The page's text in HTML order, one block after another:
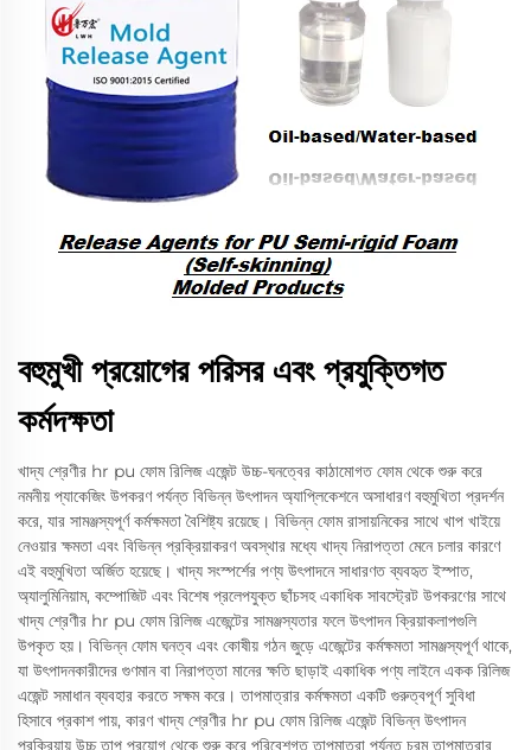
বহুমুখী প্রয়োগের পরিসর এবং প্রযুক্তিগত
কর্মদক্ষতা
খাদ্য শ্রেণীর hr pu ফোম রিলিজ এজেন্ট উচ্চ-ঘনত্বের কাঠামোগত ফোম থেকে শুরু করে
নমনীয় প্যাকেজিং উপকরণ পর্যন্ত বিভিন্ন উৎপাদন অ্যাপ্লিকেশনে অসাধারণ বহুমুখিতা প্রদর্শন
করে, যার সামঞ্জস্যপূর্ণ কর্মক্ষমতা বৈশিষ্ট্য রয়েছে। বিভিন্ন ফোম রাসায়নিকের সাথে খাপ খাইয়ে
নেওয়ার ক্ষমতা এবং বিভিন্ন প্রক্রিয়াকরণ অবস্থার মধ্যে খাদ্য নিরাপত্তা মেনে চলার কারণে
এই বহুমুখিতা অর্জিত হয়েছে। খাদ্য সংস্পর্শের পণ্য উৎপাদনে সাধারণত ব্যবহৃত ইস্পাত,
অ্যালুমিনিয়াম, কম্পোজিট এবং বিশেষ প্রলেপযুক্ত ছাঁচসহ একাধিক সাবস্ট্রেট উপকরণের সাথে
খাদ্য শ্রেণীর hr pu ফোম রিলিজ এজেন্টের সামঞ্জস্যতার ফলে উৎপাদন ক্রিয়াকলাপগুলি
উপকৃত হয়। বিভিন্ন ফোম ঘনত্ব এবং কোষীয় গঠন জুড়ে এজেন্টের কর্মক্ষমতা সামঞ্জস্যপূর্ণ থাকে,
যা উৎপাদনকারীদের গুণমান বা নিরাপত্তা মানের ক্ষতি ছাড়াই একাধিক পণ্য লাইনে একক রিলিজ
এজেন্ট সমাধান ব্যবহার করতে সক্ষম করে। তাপমাত্রার কর্মক্ষমতা একটি গুরুত্বপূর্ণ সুবিধা
হিসাবে প্রকাশ পায়, কারণ খাদ্য শ্রেণীর hr pu ফোম রিলিজ এজেন্ট বিভিন্ন উৎপাদন
প্রক্রিয়ায় উচ্চ তাপ প্রয়োগ থেকে শুরু করে পরিবেশগত তাপমাত্রা পর্যন্ত চরম তাপমাত্রার